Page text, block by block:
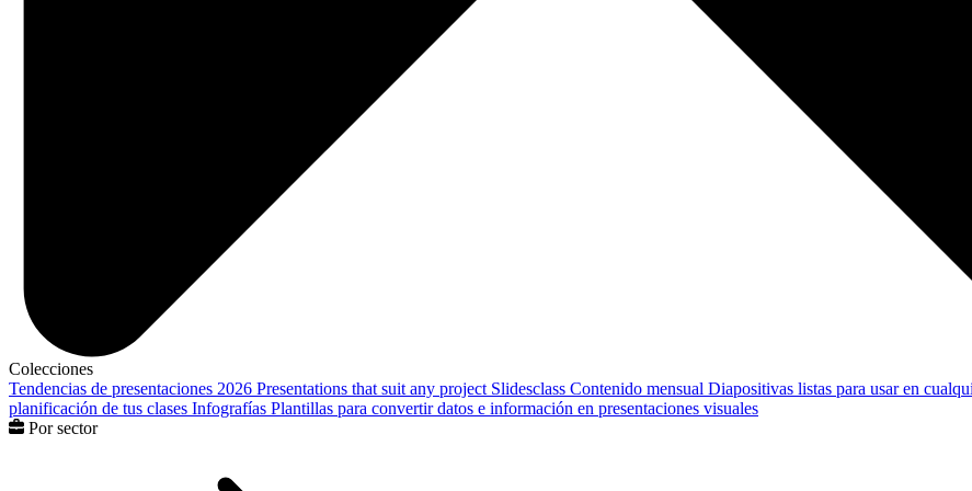
Colecciones
Tendencias de presentaciones 2026 Presentations that suit any project Slidesclass Contenido mensual Diapositivas listas para usar en
planificación de tus clases Infografías Plantillas para convertir datos e información en presentaciones visuales
Por sector